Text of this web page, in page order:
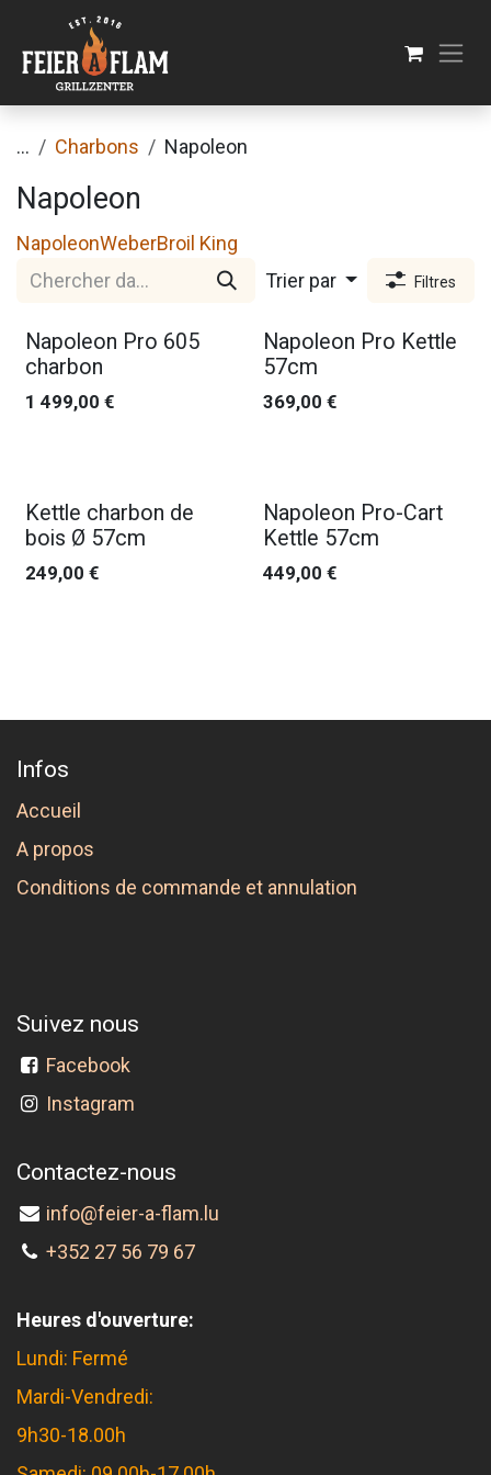
Se rendre au contenu
... Charbons Napoleon
Napoleon
NapoleonWeberBroil King
Trier par
Filtres
Napoleon Pro 605
charbon
1 499,00 €
Napoleon Pro Kettle
57cm
369,00 €
Kettle charbon de
bois Ø 57cm
249,00 €
Napoleon Pro-Cart
Kettle 57cm
449,00 €
Infos
Accueil
A propos
Conditions de commande et annulation
Suivez nous
Facebook
Instagram
Contactez-nous
info@feier-a-flam.lu
+352 27 56 79 67
Heures d'ouverture:
Lundi: Fermé
Mardi-Vendredi:
9h30-18.00h